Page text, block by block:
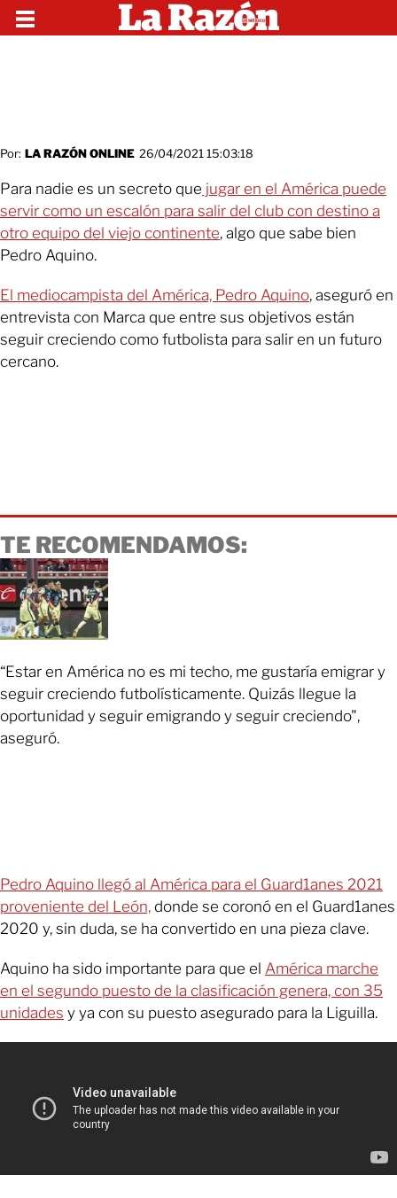
Por: LA RAZÓN ONLINE 26/04/2021 15:03:18
Para nadie es un secreto que jugar en el América puede
servir como un escalón para salir del club con destino a
otro equipo del viejo continente, algo que sabe bien
Pedro Aquino.
El mediocampista del América, Pedro Aquino, aseguró en
entrevista con Marca que entre sus objetivos están
seguir creciendo como futbolista para salir en un futuro
cercano.
TE RECOMENDAMOS:
“Estar en América no es mi techo, me gustaría emigrar y
seguir creciendo futbolísticamente. Quizás llegue la
oportunidad y seguir emigrando y seguir creciendo",
aseguró.
Pedro Aquino llegó al América para el Guard1anes 2021
proveniente del León, donde se coronó en el Guard1anes
2020 y, sin duda, se ha convertido en una pieza clave.
Aquino ha sido importante para que el América marche
en el segundo puesto de la clasificación genera, con 35
unidades y ya con su puesto asegurado para la Liguilla.